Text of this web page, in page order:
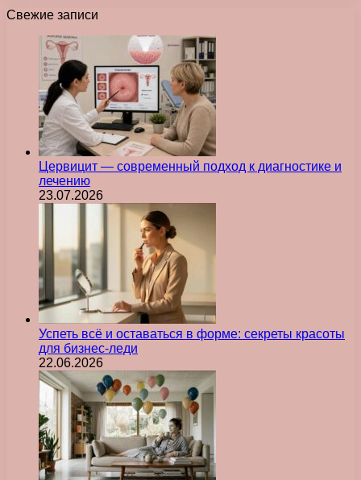
Свежие записи
Цервицит — современный подход к диагностике и
лечению
23.07.2026
Успеть всё и оставаться в форме: секреты красоты
для бизнес-леди
22.06.2026